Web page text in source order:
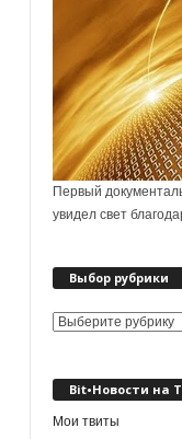
Первый
увидел свет
Выбор рубрики
Выбор
Bit•Новости на
Мои твиты